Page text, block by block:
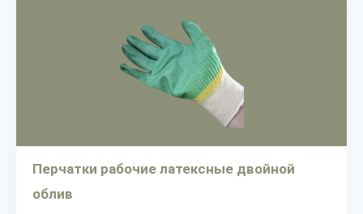
Перчатки рабочие латексные двойной
облив